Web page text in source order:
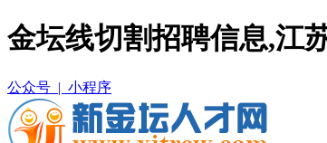
金坛线切割招聘信息,江
公众号 | 小程序